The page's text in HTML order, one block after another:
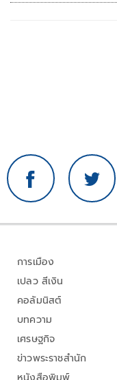
การเมือง
เปลว สีเงิน
คอลัมนิสต์
บทความ
เศรษฐกิจ
ข่าวพระราชสำนัก